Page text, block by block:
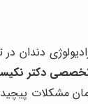
دندان در
تخصصی دکتر
مشکلات پیچیده